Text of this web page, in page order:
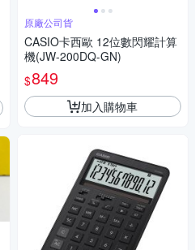
原廠公司貨
CASIO卡西歐 12位數閃耀計算
機(JW-200DQ-GN)
$849
加入購物車